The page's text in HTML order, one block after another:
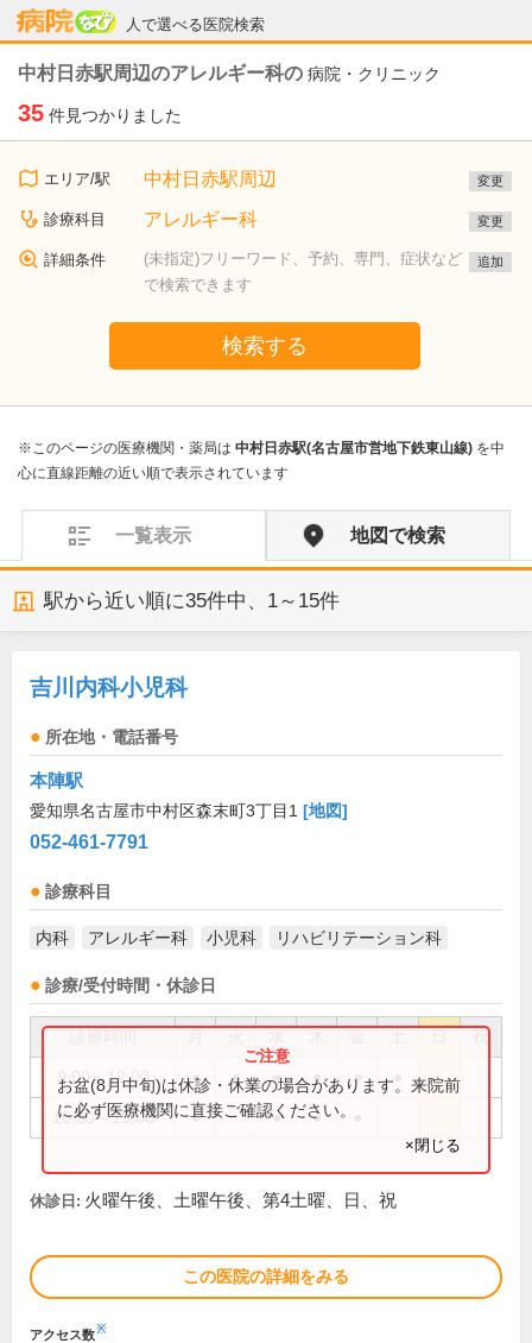
人で選べる医院検索
病院なび
中村日赤駅周辺のアレルギー科の 病院・クリニック
35 件見つかりました
エリア/駅 中村日赤駅周辺 変更
診療科目 アレルギー科 変更
詳細条件
(未指定)フリーワード、予約、専門、症状など
で検索できます
追加
検索する
※このページの医療機関・薬局は 中村日赤駅(名古屋市営地下鉄東山線) を中
心に直線距離の近い順で表示されています
一覧表示 地図で検索
駅から近い順に35件中、 1～15件
吉川内科小児科
所在地・電話番号
本陣駅
愛知県名古屋市中村区森末町3丁目1 [地図]
052-461-7791
診療科目
内科 アレルギー科 小児科 リハビリテーション科
診療/受付時間・休診日
祝
9:00～12:00 ● ● ● ● ●
16:30～19:00 ● ● ●
お盆(8月中旬)は休診・休業の場合があります。来院前
に必ず医療機関に直接ご確認ください。
×閉じる
休診日: 火曜午後、土曜午後、第4土曜、日、祝
この医院の詳細をみる
アクセス数※